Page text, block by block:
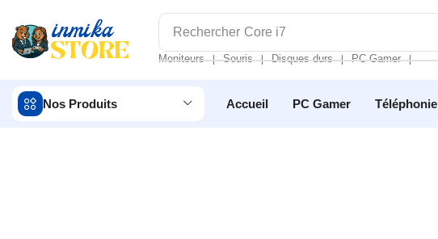
Rechercher Core i7
Moniteurs ❘ Souris ❘ Disques durs ❘ PC Gamer ❘
Nos Produits Accueil PC Gamer Téléphonie